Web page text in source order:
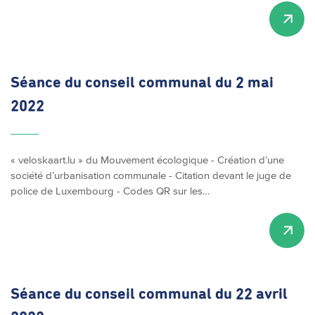
Séance du conseil communal du 2 mai
2022
« veloskaart.lu » du Mouvement écologique - Création d’une
société d’urbanisation communale - Citation devant le juge de
police de Luxembourg - Codes QR sur les…
Séance du conseil communal du 22 avril